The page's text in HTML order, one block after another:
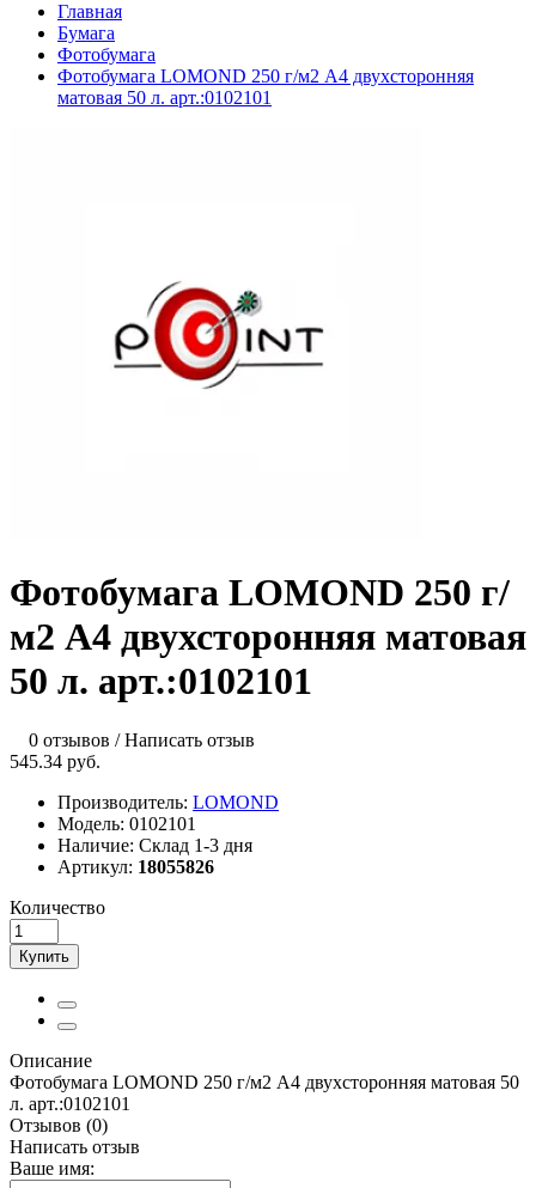
Главная
Бумага
Фотобумага
Фотобумага LOMOND 250 г/м2 А4 двухсторонняя
матовая 50 л. арт.:0102101
Фотобумага LOMOND 250 г/
м2 А4 двухсторонняя матовая
50 л. арт.:0102101
0 отзывов /Написать отзыв
545.34 руб.
Производитель: LOMOND
Модель: 0102101
Наличие: Склад 1-3 дня
Артикул: 18055826
Количество
Купить
Описание
Фотобумага LOMOND 250 г/м2 А4 двухсторонняя матовая 50
л. арт.:0102101
Отзывов (0)
Написать отзыв
Ваше имя: